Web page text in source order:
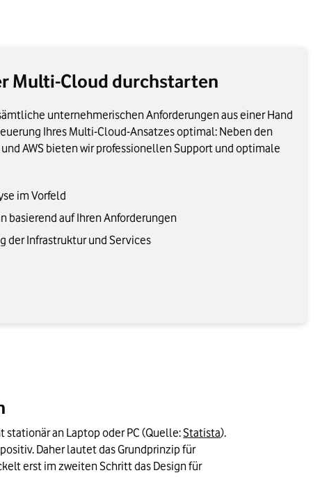
Multi-Cloud durchstarten
unternehmerischen Anforderungen aus einer Hand
Ihres Multi-Cloud-Ansatzes optimal: Neben den
AWS bieten wir professionellen Support und optimale
im Vorfeld
basierend auf Ihren Anforderungen
der Infrastruktur und Services
stationär an Laptop oder PC (Quelle: Statista).
Daher lautet das Grundprinzip für
erst im zweiten Schritt das Design für